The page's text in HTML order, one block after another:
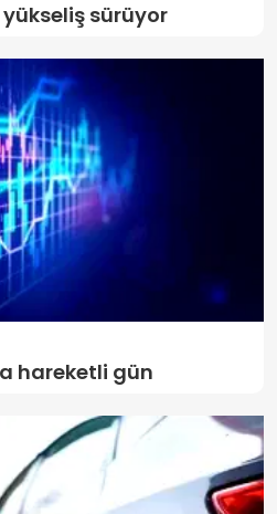
sürüyor
hareketli gün